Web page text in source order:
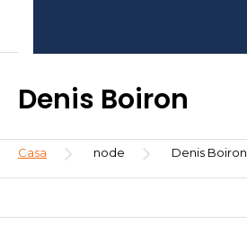
contenido
menu
la
Denis Boiron
Sobrescribir
enlaces
ayuda
Casa node Denis Boiron